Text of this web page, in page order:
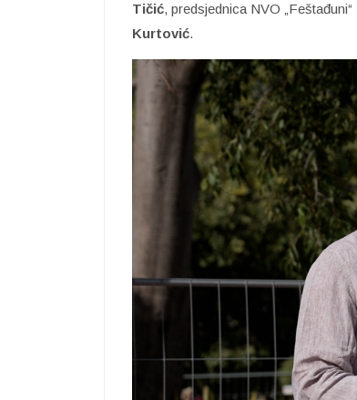
Tičić, predsjednica NVO „Feštađuni“
Kurtović.